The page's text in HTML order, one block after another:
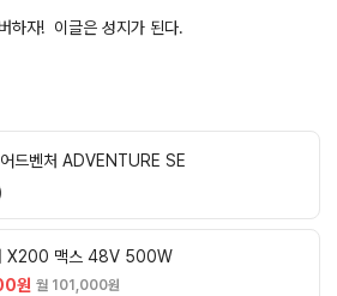
하자!  이글은 성지가 된다.
드벤처 ADVENTURE SE
X200 맥스 48V 500W
원 월 101,000원